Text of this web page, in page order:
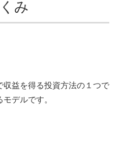
み
益を得る投資方法の１つで
デルです。